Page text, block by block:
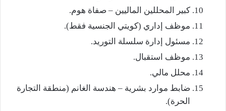
كبير المحللين الماليين – صفاة هوم.
موظف إداري (كويتي الجنسية فقط).
مسئول إدارة سلسلة التوريد.
موظف استقبال.
محلل مالي.
ضابط موارد بشرية – هندسة الغانم (منطقة التجارة
الحرة).